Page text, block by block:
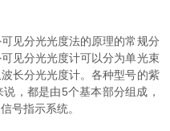
分光光度法的原理的常规分
见分光光度计可以分为单光束
长分光光度计。各种型号的紫
，都是由5个基本部分组成，
号指示系统。